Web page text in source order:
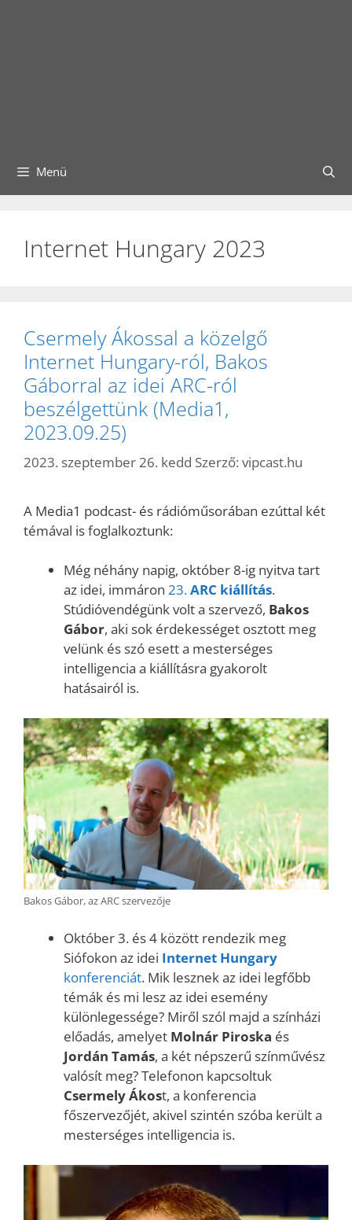
Menü
Internet Hungary 2023
Csermely Ákossal a közelgő
Internet Hungary-ról, Bakos
Gáborral az idei ARC-ról
beszélgettünk (Media1,
2023.09.25)
2023. szeptember 26. kedd Szerző: vipcast.hu
A Media1 podcast- és rádióműsorában ezúttal két
témával is foglalkoztunk:
Még néhány napig, október 8-ig nyitva tart
az idei, immáron 23.ARC kiállítás.
Stúdióvendégünk volt a szervező, Bakos
Gábor, aki sok érdekességet osztott meg
velünk és szó esett a mesterséges
intelligencia a kiállításra gyakorolt
hatásairól is.
Bakos Gábor, az ARC szervezője
Október 3. és 4 között rendezik meg
Siófokon az idei Internet Hungary
konferenciát. Mik lesznek az idei legfőbb
témák és mi lesz az idei esemény
különlegessége? Miről szól majd a színházi
előadás, amelyet Molnár Piroska és
Jordán Tamás, a két népszerű színművész
valósít meg? Telefonon kapcsoltuk
Csermely Ákost, a konferencia
főszervezőjét, akivel szintén szóba került a
mesterséges intelligencia is.